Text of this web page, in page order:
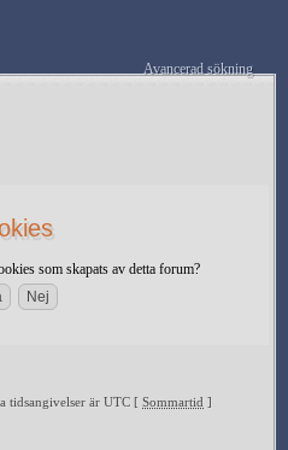
Avancerad sökning
som skapats av detta forum?
tidsangivelser är UTC [ Sommartid ]